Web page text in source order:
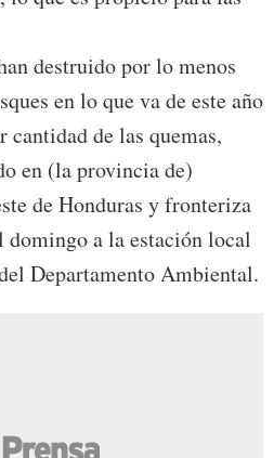
destruido por lo menos
en lo que va de este año
cantidad de las quemas,
en (la provincia de)
de Honduras y fronteriza
a la estación local
Departamento Ambiental.